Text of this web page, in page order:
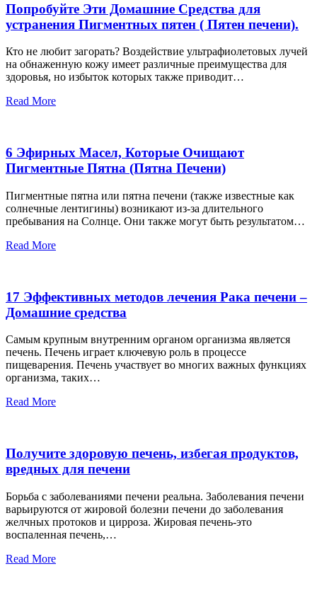
Попробуйте Эти Домашние Средства для
устранения Пигментных пятен ( Пятен печени).
Кто не любит загорать? Воздействие ультрафиолетовых лучей
на обнаженную кожу имеет различные преимущества для
здоровья, но избыток которых также приводит…
Read More
6 Эфирных Масел, Которые Очищают
Пигментные Пятна (Пятна Печени)
Пигментные пятна или пятна печени (также известные как
солнечные лентигины) возникают из-за длительного
пребывания на Солнце. Они также могут быть результатом…
Read More
17 Эффективных методов лечения Рака печени –
Домашние средства
Самым крупным внутренним органом организма является
печень. Печень играет ключевую роль в процессе
пищеварения. Печень участвует во многих важных функциях
организма, таких…
Read More
Получите здоровую печень, избегая продуктов,
вредных для печени
Борьба с заболеваниями печени реальна. Заболевания печени
варьируются от жировой болезни печени до заболевания
желчных протоков и цирроза. Жировая печень-это
воспаленная печень,…
Read More